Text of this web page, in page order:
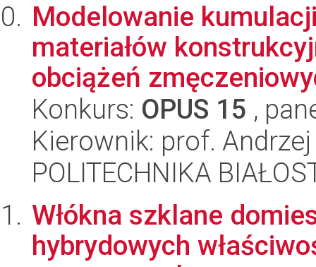
Modelowanie
materiałów
obciążeń
Konkurs: OPUS 15 ,
Kierownik: prof.
POLITECHNIKA
Włókna szklane
hybrydowych